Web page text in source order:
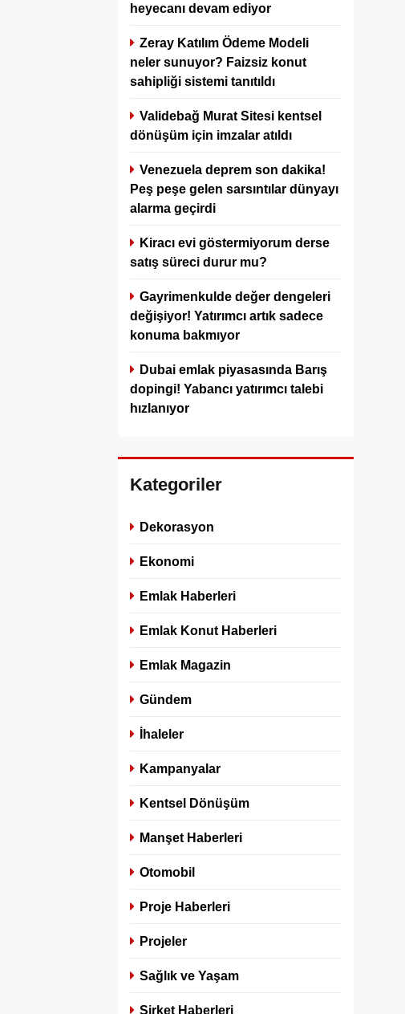
heyecanı devam ediyor
Zeray Katılım Ödeme Modeli
neler sunuyor? Faizsiz konut
sahipliği sistemi tanıtıldı
Validebağ Murat Sitesi kentsel
dönüşüm için imzalar atıldı
Venezuela deprem son dakika!
Peş peşe gelen sarsıntılar dünyayı
alarma geçirdi
Kiracı evi göstermiyorum derse
satış süreci durur mu?
Gayrimenkulde değer dengeleri
değişiyor! Yatırımcı artık sadece
konuma bakmıyor
Dubai emlak piyasasında Barış
dopingi! Yabancı yatırımcı talebi
hızlanıyor
Kategoriler
Dekorasyon
Ekonomi
Emlak Haberleri
Emlak Konut Haberleri
Emlak Magazin
Gündem
İhaleler
Kampanyalar
Kentsel Dönüşüm
Manşet Haberleri
Otomobil
Proje Haberleri
Projeler
Sağlık ve Yaşam
Şirket Haberleri